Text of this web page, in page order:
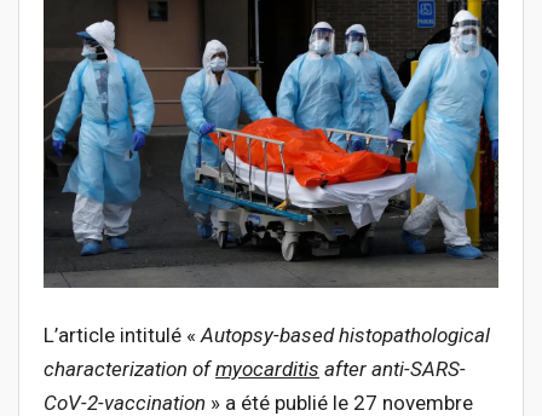
L’article intitulé «Autopsy-based histopathological
characterization ofmyocarditis after anti-SARS-
CoV-2-vaccination » a été publié le 27 novembre